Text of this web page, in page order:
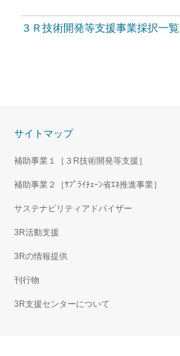
３Ｒ技術開発等支援事業採択一覧
サイトマップ
補助事業１［３R技術開発等支援］
補助事業２［ｻﾌﾟﾗｲﾁｪｰﾝ省ｴﾈ推進事業］
サステナビリティアドバイザー
3R活動支援
3Rの情報提供
刊行物
3R支援センターについて